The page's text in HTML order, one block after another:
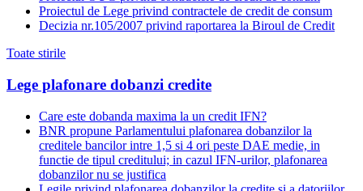
Proiectul de Lege privind contractele de credit de consum
Decizia nr.105/2007 privind raportarea la Biroul de Credit
Toate stirile
Lege plafonare dobanzi credite
Care este dobanda maxima la un credit IFN?
BNR propune Parlamentului plafonarea dobanzilor la
creditele bancilor intre 1,5 si 4 ori peste DAE medie, in
functie de tipul creditului; in cazul IFN-urilor, plafonarea
dobanzilor nu se justifica